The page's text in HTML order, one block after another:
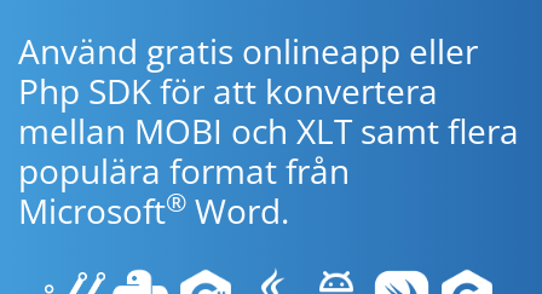
Använd gratis onlineapp eller
Php SDK för att konvertera
mellan MOBI och XLT samt flera
populära format från
Microsoft® Word.